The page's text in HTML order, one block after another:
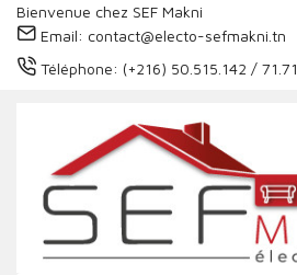
Bienvenue chez SEF Makni
Email: contact@electo-sefmakni.tn
Téléphone: (+216) 50.515.142 /